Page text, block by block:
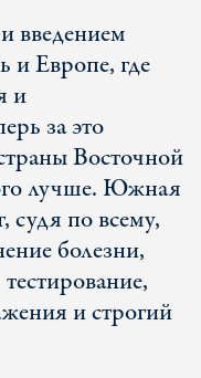
введением
и Европе, где
и
за это
Восточной
лучше. Южная
по всему,
болезни,
и строгий